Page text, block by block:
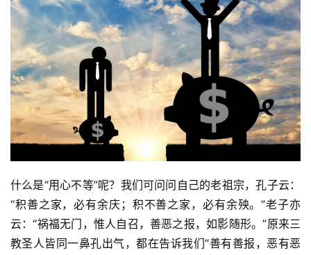
什么是“用心不等”呢？我们可问问自己的老祖宗，孔子云：
“积善之家，必有余庆；积不善之家，必有余殃。”老子亦
云：“祸福无门，惟人自召，善恶之报，如影随形。”原来三
教圣人皆同一鼻孔出气，都在告诉我们“善有善报，恶有恶